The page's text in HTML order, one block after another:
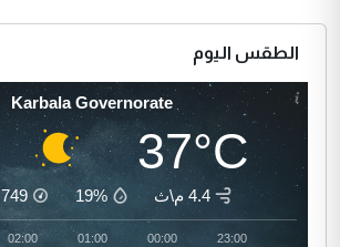
الطقس اليوم
Karbala Governorate
37°C
4.4 م\ث 19%
749
23:00
00:00
01:00
02:00